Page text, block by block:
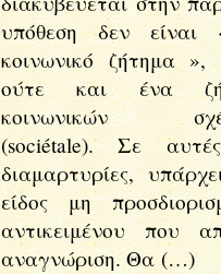
υπόθεση δεν
κοινωνικό ζήτημα
ούτε και ένα
κοινωνικών
(sociétale). Σε
διαμαρτυρίες,
είδος μη
αντικειμένου που
αναγνώριση. Θα (…)